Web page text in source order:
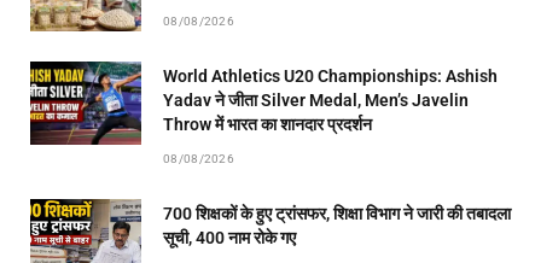
08/08/2026
World Athletics U20 Championships: Ashish
Yadav ने जीता Silver Medal, Men’s Javelin
Throw में भारत का शानदार प्रदर्शन
08/08/2026
700 शिक्षकों के हुए ट्रांसफर, शिक्षा विभाग ने जारी की तबादला
सूची, 400 नाम रोके गए